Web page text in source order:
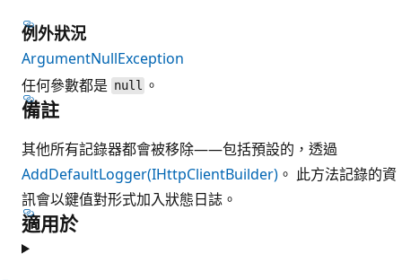
例外狀況
ArgumentNullException
任何參數都是 null 。
備註
其他所有記錄器都會被移除——包括預設的，透過
AddDefaultLogger(IHttpClientBuilder) 。 此方法記錄的資
訊會以鍵值對形式加入狀態日誌。
適用於